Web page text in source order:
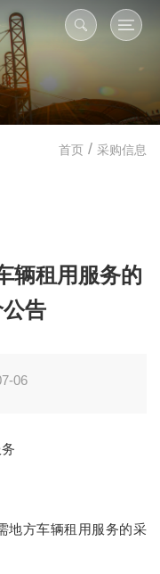
首页 / 采购信息
辆租用服务的
告
06
地方车辆租用服务的采